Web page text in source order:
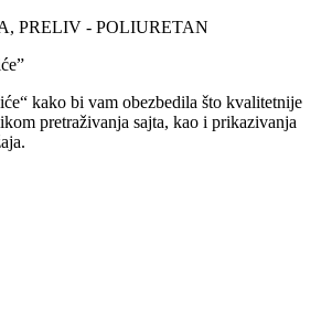
PRELIV - POLIURETAN
kako bi vam obezbedila što kvalitetnije
pretraživanja sajta, kao i prikazivanja